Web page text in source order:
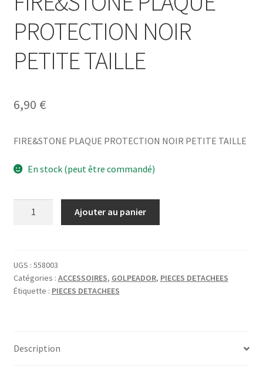
PROTECTION NOIR
PETITE TAILLE
6,90 €
FIRE&STONE PLAQUE PROTECTION NOIR PETITE TAILLE
En stock (peut être commandé)
PROTECTION
NOIR
PETITE
Ajouter au panier
UGS : 558003
Catégories : ACCESSOIRES, GOLPEADOR, PIECES DETACHEES
Étiquette : PIECES DETACHEES
Description